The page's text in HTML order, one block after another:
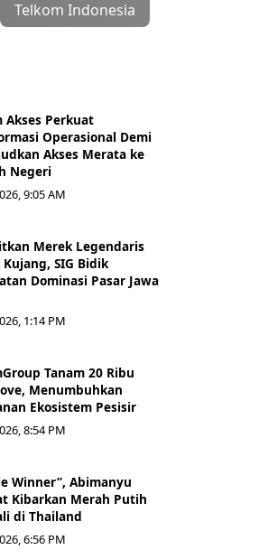
Telkom Indonesia
Akses Perkuat
Operasional Demi
Akses Merata ke
Negeri
9:05 AM
Merek Legendaris
Kujang, SIG Bidik
Dominasi Pasar Jawa
1:14 PM
Tanam 20 Ribu
Menumbuhkan
Ekosistem Pesisir
8:54 PM
Winner”, Abimanyu
Kibarkan Merah Putih
di Thailand
6:56 PM